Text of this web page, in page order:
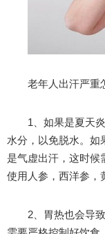
老年人出汗严重
1、如果是夏天
水分，以免脱水。如
是气虚出汗，这时候
使用人参，西洋参，
2、胃热也会导